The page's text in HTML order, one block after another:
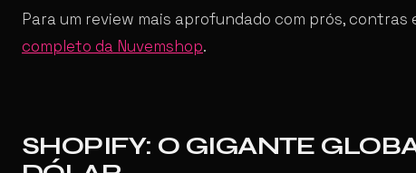
Para um review mais aprofundado com prós, contras
completo da Nuvemshop.
SHOPIFY: O GIGANTE